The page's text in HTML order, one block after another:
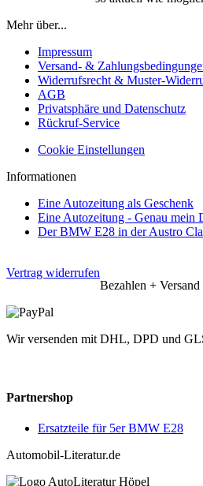
Mehr über...
Impressum
Versand- &
Widerrufsrecht & Muster-
AGB
Privatsphäre und Datenschutz
Rückruf-Service
Cookie Einstellungen
Informationen
Eine Autozeitung als Geschenk
Eine Autozeitung - Genau mein
Der BMW E28 in der Austro
Vertrag widerrufen
Bezahlen + Versand
Wir versenden mit DHL, DPD und
Partnershop
Ersatzteile für 5er BMW E28
Automobil-Literatur.de